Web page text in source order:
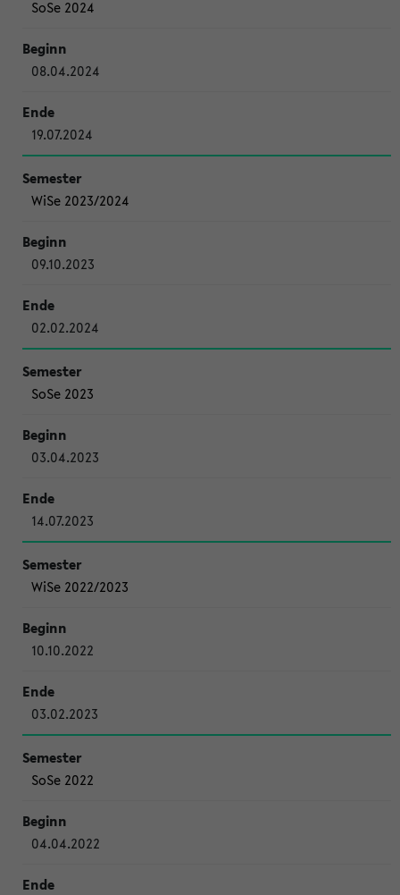
SoSe 2024
08.04.2024
19.07.2024
WiSe 2023/2024
09.10.2023
02.02.2024
SoSe 2023
03.04.2023
14.07.2023
WiSe 2022/2023
10.10.2022
03.02.2023
SoSe 2022
04.04.2022